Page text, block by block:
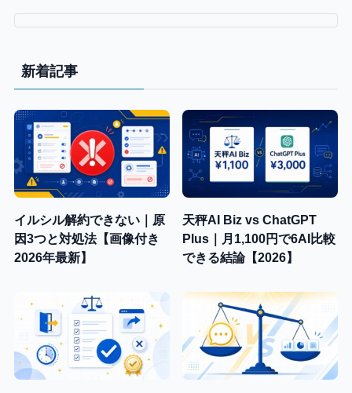
新着記事
イルシル解約できない｜原
因3つと対処法【画像付き
2026年最新】
天秤AI Biz vs ChatGPT
Plus｜月1,100円で6AI比較
できる結論【2026】